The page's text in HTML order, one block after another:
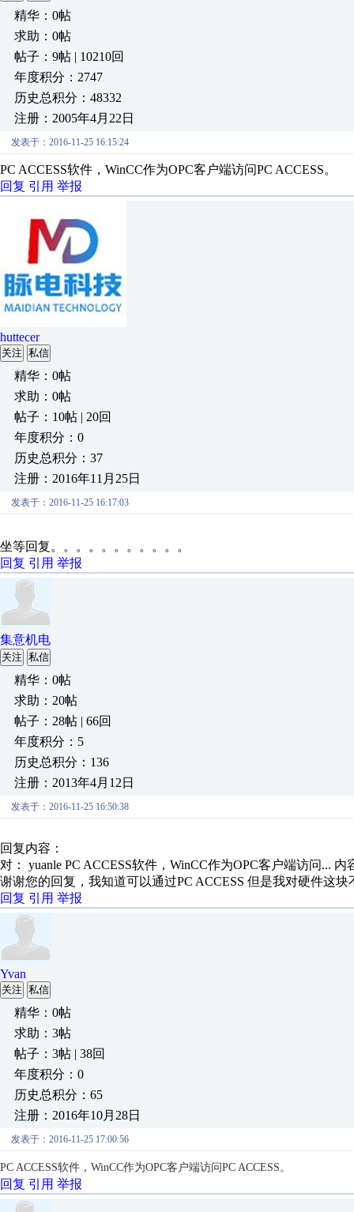
精华：0帖
求助：0帖
帖子：9帖 | 10210回
年度积分：2747
历史总积分：48332
注册：2005年4月22日
发表于：2016-11-25 16:15:24
PC ACCESS软件，WinCC作为OPC客户端访问PC ACCESS。
回复 引用 举报
huttecer
关注 私信
精华：0帖
求助：0帖
帖子：10帖 | 20回
年度积分：0
历史总积分：37
注册：2016年11月25日
发表于：2016-11-25 16:17:03
坐等回复。。。。。。。。。。。
回复 引用 举报
集意机电
关注 私信
精华：0帖
求助：20帖
帖子：28帖 | 66回
年度积分：5
历史总积分：136
注册：2013年4月12日
发表于：2016-11-25 16:50:38
回复内容：
对： yuanle PC ACCESS软件，WinCC作为OPC客户端访问... 内
谢谢您的回复，我知道可以通过PC ACCESS 但是我对硬件这
回复 引用 举报
Yvan
关注 私信
精华：0帖
求助：3帖
帖子：3帖 | 38回
年度积分：0
历史总积分：65
注册：2016年10月28日
发表于：2016-11-25 17:00:56
PC ACCESS软件，WinCC作为OPC客户端访问PC ACCESS。
回复 引用 举报